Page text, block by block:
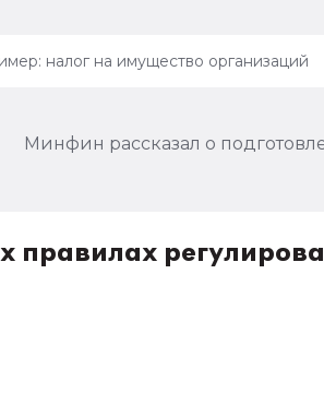
Минфин рассказал о
правилах